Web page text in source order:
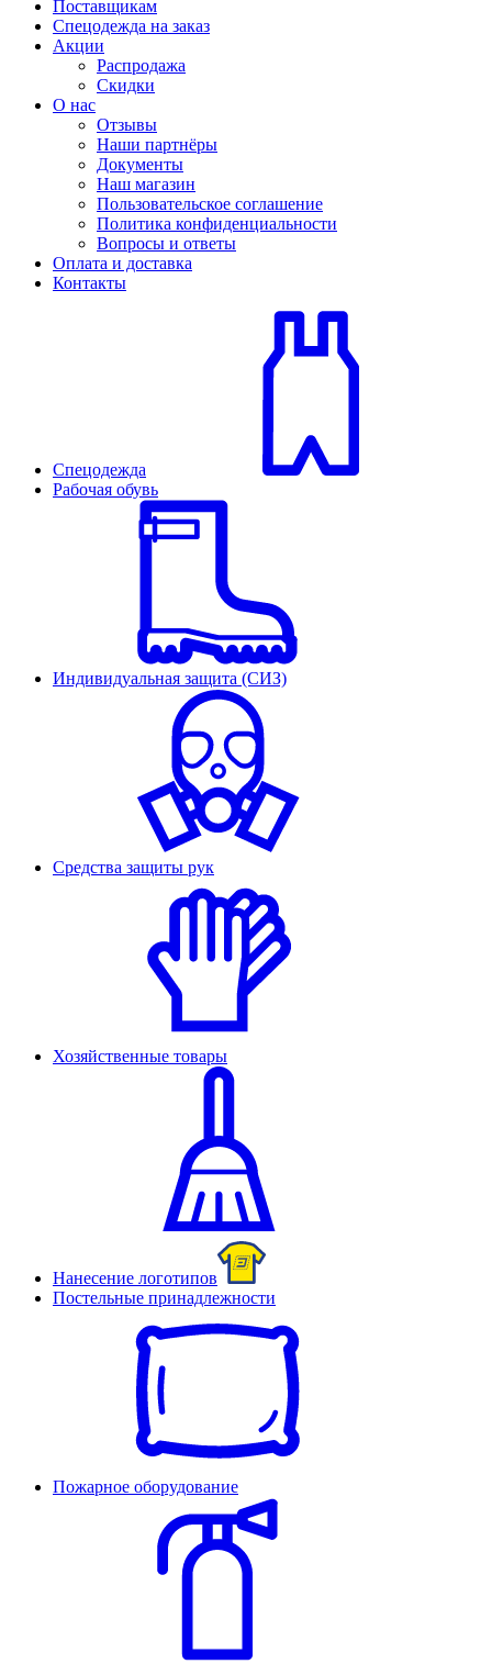
Поставщикам
Спецодежда на заказ
Акции
Распродажа
Скидки
О нас
Отзывы
Наши партнёры
Документы
Наш магазин
Пользовательское соглашение
Политика конфиденциальности
Вопросы и ответы
Оплата и доставка
Контакты
Спецодежда
Рабочая обувь
Индивидуальная защита (СИЗ)
Средства защиты рук
Хозяйственные товары
Нанесение логотипов
Постельные принадлежности
Пожарное оборудование